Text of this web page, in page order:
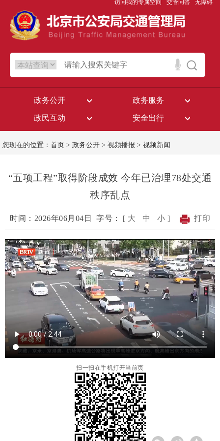
访问我的专属空间 交管问答 无障碍
政务公开 政务服务
政民互动 安全出行
您现在的位置： 首页 > 政务公开 > 视频播报 > 视频新闻
“五项工程”取得阶段成效 今年已治理78处交通
秩序乱点
时间：2026年06月04日 字号： [ 大 中 小 ] 打印
扫一扫在手机打开当前页